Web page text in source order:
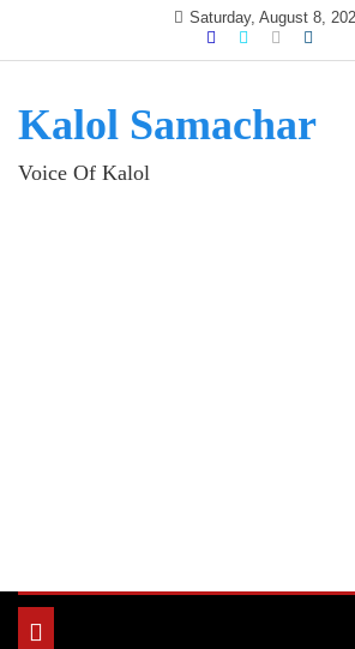
Saturday, August 8,
Kalol Samachar
Voice Of Kalol
Toggle